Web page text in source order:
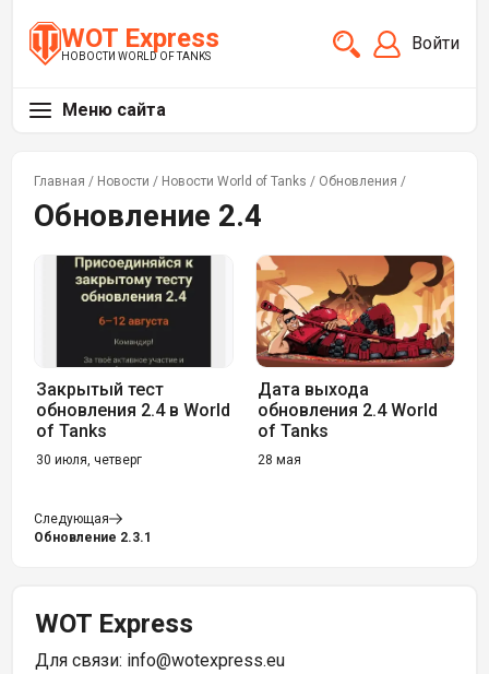
WOT Express
НОВОСТИ WORLD OF TANKS
Войти
Меню сайта
Главная / Новости / Новости World of Tanks / Обновления /
Обновление 2.4
Закрытый тест
обновления 2.4 в World
of Tanks
30 июля, четверг
Дата выхода
обновления 2.4 World
of Tanks
28 мая
Следующая
Обновление 2.3.1
WOT Express
Для связи: info@wotexpress.eu